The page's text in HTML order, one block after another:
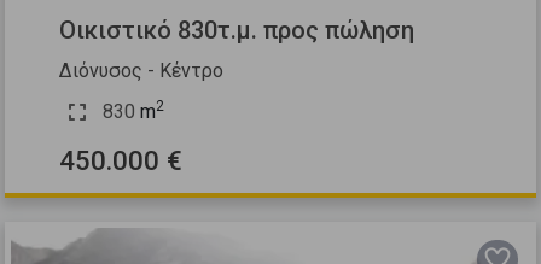
Οικιστικό 830τ.μ. προς πώληση
Διόνυσος - Κέντρο
830 m2
450.000 €